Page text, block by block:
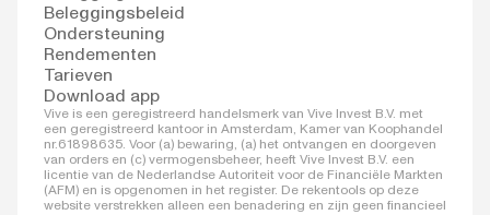
Beleggingsbeleid
Ondersteuning
Rendementen
Tarieven
Download app
Vive is een geregistreerd handelsmerk van Vive Invest B.V. met
een geregistreerd kantoor in Amsterdam, Kamer van Koophandel
nr.61898635. Voor (a) bewaring, (a) het ontvangen en doorgeven
van orders en (c) vermogensbeheer, heeft Vive Invest B.V. een
licentie van de Nederlandse Autoriteit voor de Financiële Markten
(AFM) en is opgenomen in het register. De rekentools op deze
website verstrekken alleen een benadering en zijn geen financieel